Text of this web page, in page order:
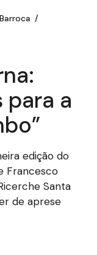
a
edição do
Francesco
Santa
de aprese